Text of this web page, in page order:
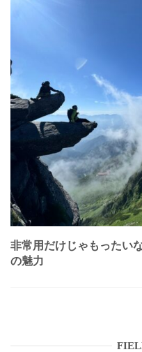
非常用だけじゃもったい
の魅力